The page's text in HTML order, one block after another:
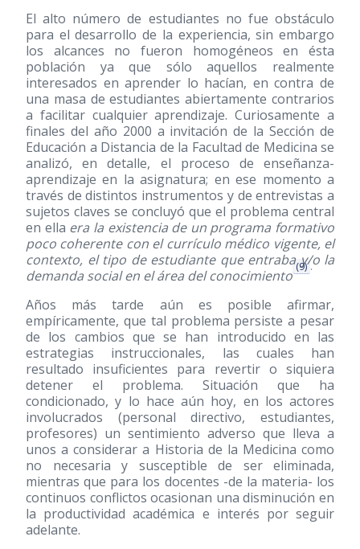
El alto número de estudiantes no fue obstáculo
para el desarrollo de la experiencia, sin embargo
los alcances no fueron homogéneos en ésta
población ya que sólo aquellos realmente
interesados en aprender lo hacían, en contra de
una masa de estudiantes abiertamente contrarios
a facilitar cualquier aprendizaje. Curiosamente a
finales del año 2000 a invitación de la Sección de
Educación a Distancia de la Facultad de Medicina se
analizó, en detalle, el proceso de enseñanza-
aprendizaje en la asignatura; en ese momento a
través de distintos instrumentos y de entrevistas a
sujetos claves se concluyó que el problema central
en ella era la existencia de un programa formativo
poco coherente con el currículo médico vigente, el
contexto, el tipo de estudiante que entraba y/o la
demanda social en el área del conocimiento
(9) .
Años más tarde aún es posible afirmar,
empíricamente, que tal problema persiste a pesar
de los cambios que se han introducido en las
estrategias instruccionales, las cuales han
resultado insuficientes para revertir o siquiera
detener el problema. Situación que ha
condicionado, y lo hace aún hoy, en los actores
involucrados (personal directivo, estudiantes,
profesores) un sentimiento adverso que lleva a
unos a considerar a Historia de la Medicina como
no necesaria y susceptible de ser eliminada,
mientras que para los docentes -de la materia- los
continuos conflictos ocasionan una disminución en
la productividad académica e interés por seguir
adelante.